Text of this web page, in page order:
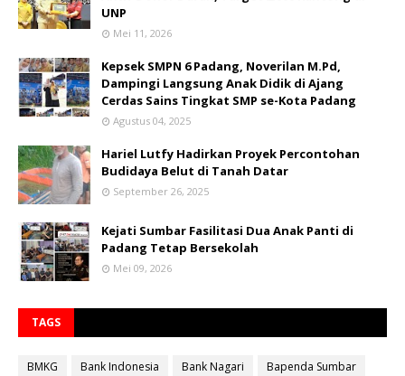
UNP
Mei 11, 2026
Kepsek SMPN 6 Padang, Noverilan M.Pd,
Dampingi Langsung Anak Didik di Ajang
Cerdas Sains Tingkat SMP se-Kota Padang
Agustus 04, 2025
Hariel Lutfy Hadirkan Proyek Percontohan
Budidaya Belut di Tanah Datar
September 26, 2025
Kejati Sumbar Fasilitasi Dua Anak Panti di
Padang Tetap Bersekolah
Mei 09, 2026
TAGS
BMKG Bank Indonesia Bank Nagari Bapenda Sumbar